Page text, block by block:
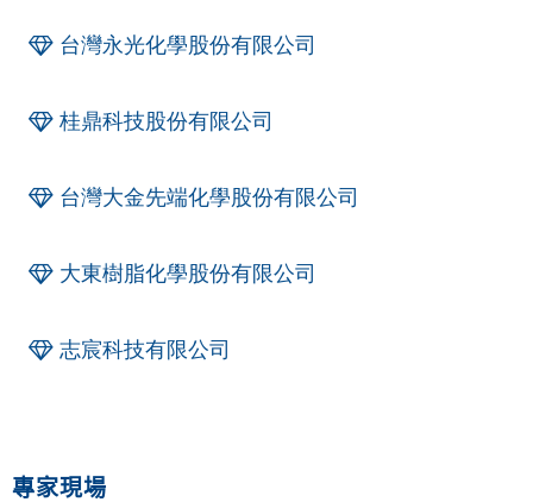
台灣永光化學股份有限公司
桂鼎科技股份有限公司
台灣大金先端化學股份有限公司
大東樹脂化學股份有限公司
志宸科技有限公司
專家現場